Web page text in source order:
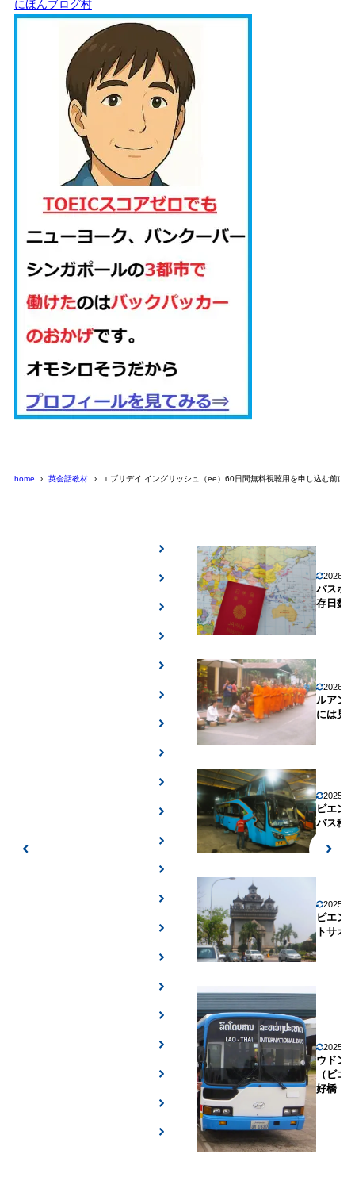
にほんブログ村
home 英会話教材 エブリデイ イングリッシュ（ee）60日間無料視聴用を申し込む前に
2026年
パスポ
存日数
2026年
ルアン
には見
2025年
ビエン
バス移
2025年
ビエン
トサオ
2025年
ウドン
（ビ
好橋